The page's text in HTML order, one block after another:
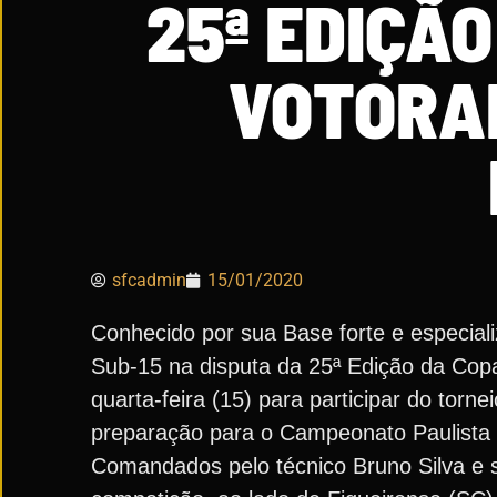
25ª
sfcadmin 15/01/2020
Conhecido por sua Base forte e
Sub-15 na disputa da 25ª Edição da
quarta-feira (15) para participar do
preparação para o Campeonato
Comandados pelo técnico Bruno Silva